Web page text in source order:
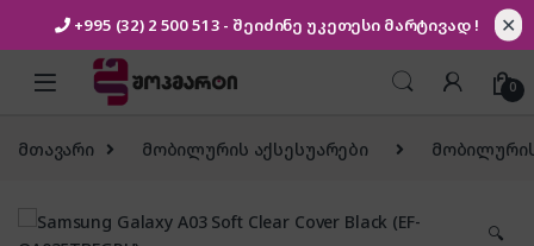
+995 (32) 2 500 513 - შეიძინე უკეთესი მარტივად ! ✕
Skip to navigation
Skip to content
0
მთავარი მობილურის აქსესუარები
🔍